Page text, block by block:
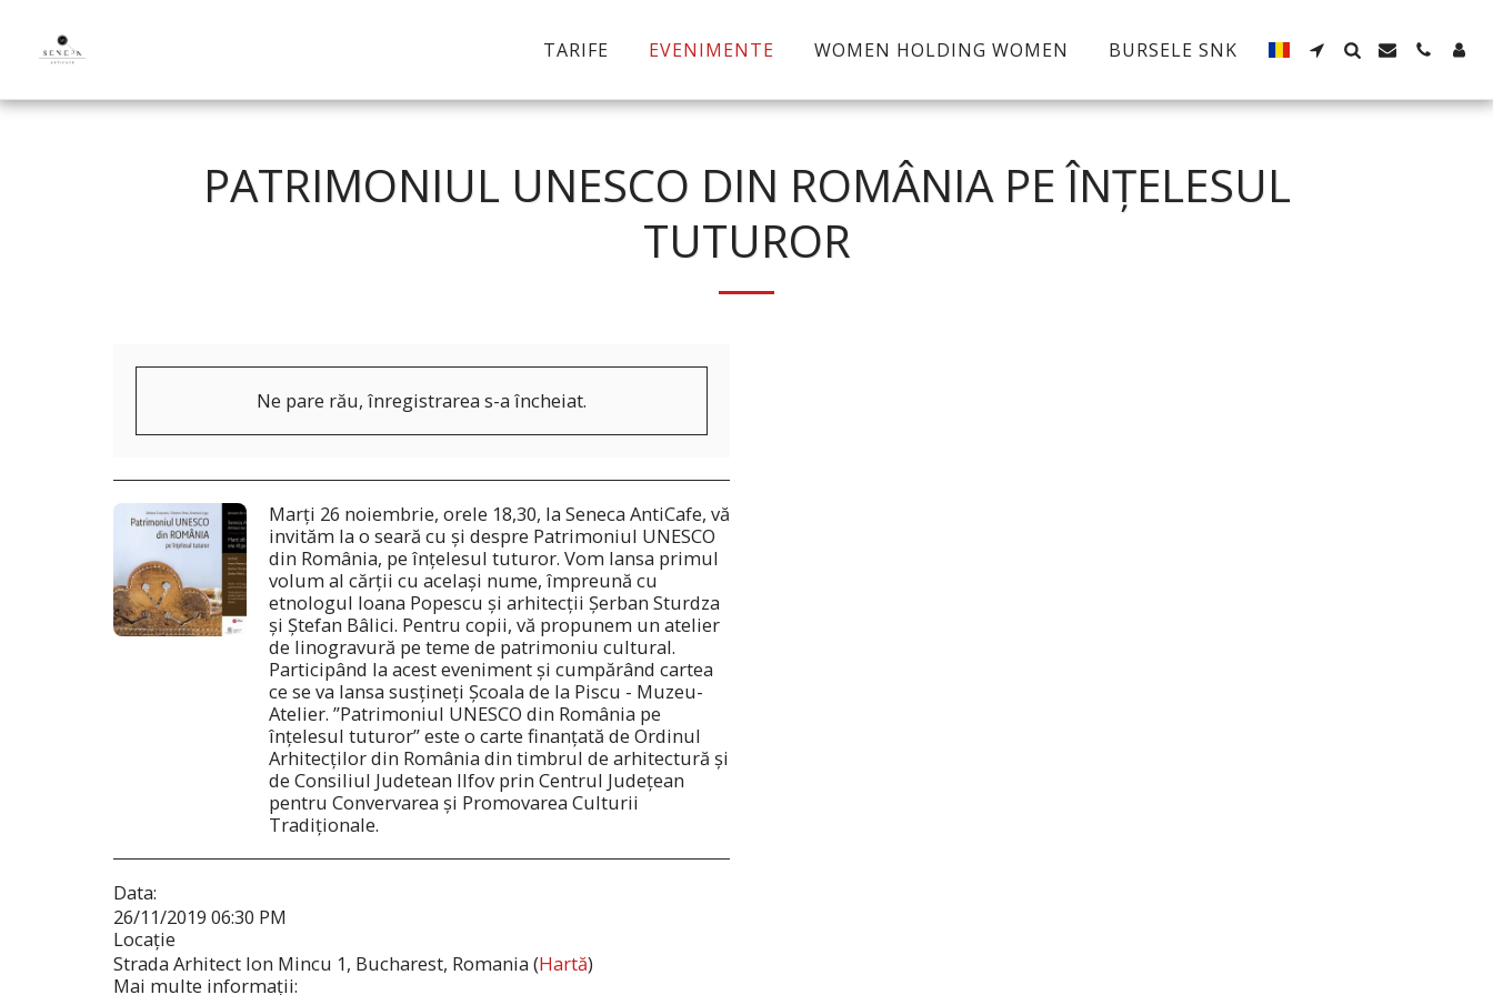
TARIFE EVENIMENTE WOMEN HOLDING WOMEN BURSELE SNK
PATRIMONIUL UNESCO DIN ROMÂNIA PE ÎNȚELESUL
TUTUROR
Ne pare rău, înregistrarea s-a încheiat.
Marți 26 noiembrie, orele 18,30, la Seneca AntiCafe, vă
invităm la o seară cu și despre Patrimoniul UNESCO
din România, pe înțelesul tuturor. Vom lansa primul
volum al cărții cu același nume, împreună cu
etnologul Ioana Popescu și arhitecții Șerban Sturdza
și Ștefan Bâlici. Pentru copii, vă propunem un atelier
de linogravură pe teme de patrimoniu cultural.
Participând la acest eveniment și cumpărând cartea
ce se va lansa susțineți Școala de la Piscu - Muzeu-
Atelier. ”Patrimoniul UNESCO din România pe
înțelesul tuturor” este o carte finanțată de Ordinul
Arhitecților din România din timbrul de arhitectură și
de Consiliul Judetean Ilfov prin Centrul Județean
pentru Convervarea și Promovarea Culturii
Tradiționale.
Data:
26/11/2019 06:30 PM
Locaţie
Strada Arhitect Ion Mincu 1, Bucharest, Romania (Hartă)
Mai multe informaţii: